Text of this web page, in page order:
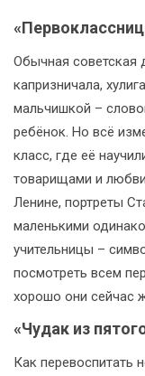
Обычная советская
капризничала,
мальчишкой –
ребёнок. Но всё
класс, где её
товарищами и
Ленине, портреты
маленькими
учительницы –
посмотреть всем
хорошо они сейчас
«Чудак из
Как перевоспитать